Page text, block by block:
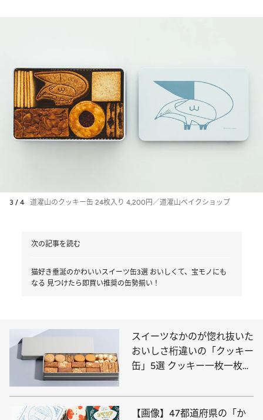
3 / 4 道灌山のクッキー缶 24枚入り 4,200円／道灌山ベイクショップ
次の記事を読む
猫好き垂涎のかわいいスイーツ缶3選 おいしくて、宝モノにも
なる 見つけたら即買い推奨の缶勢揃い！
スイーツなかのが惚れ抜いた
おいしさ桁違いの「クッキー
缶」5選 クッキー一枚一枚の
【画像】47都道府県の「か